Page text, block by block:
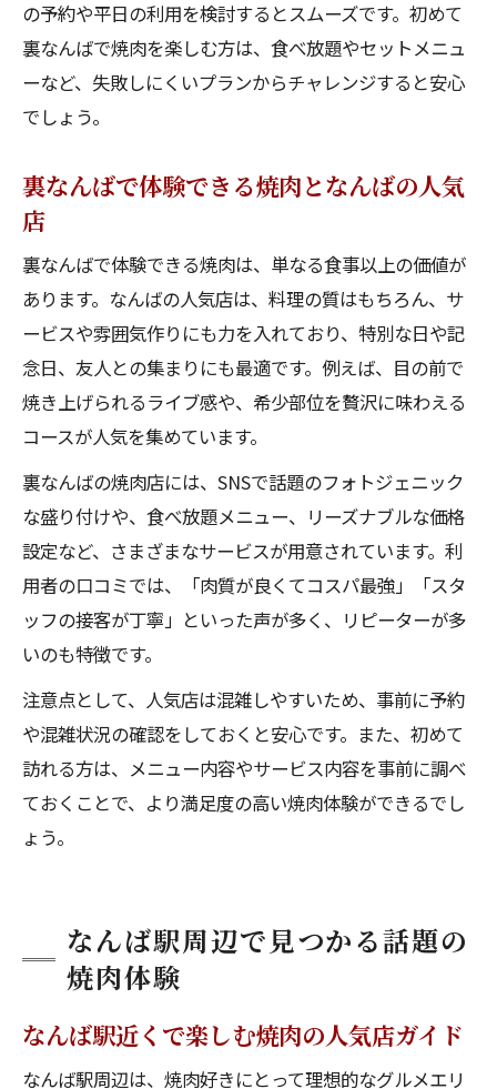
の予約や平日の利用を検討するとスムーズです。初めて
裏なんばで焼肉を楽しむ方は、食べ放題やセットメニュ
ーなど、失敗しにくいプランからチャレンジすると安心
でしょう。
裏なんばで体験できる焼肉となんばの人気
店
裏なんばで体験できる焼肉は、単なる食事以上の価値が
あります。なんばの人気店は、料理の質はもちろん、サ
ービスや雰囲気作りにも力を入れており、特別な日や記
念日、友人との集まりにも最適です。例えば、目の前で
焼き上げられるライブ感や、希少部位を贅沢に味わえる
コースが人気を集めています。
裏なんばの焼肉店には、SNSで話題のフォトジェニック
な盛り付けや、食べ放題メニュー、リーズナブルな価格
設定など、さまざまなサービスが用意されています。利
用者の口コミでは、「肉質が良くてコスパ最強」「スタ
ッフの接客が丁寧」といった声が多く、リピーターが多
いのも特徴です。
注意点として、人気店は混雑しやすいため、事前に予約
や混雑状況の確認をしておくと安心です。また、初めて
訪れる方は、メニュー内容やサービス内容を事前に調べ
ておくことで、より満足度の高い焼肉体験ができるでし
ょう。
なんば駅周辺で見つかる話題の
焼肉体験
なんば駅近くで楽しむ焼肉の人気店ガイド
なんば駅周辺は、焼肉好きにとって理想的なグルメエリ